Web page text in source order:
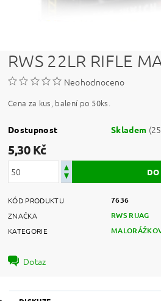
RWS 22LR RIFLE
Neohodnoceno
Cena za kus, balení po 50ks.
Dostupnost Skladem
5,30 Kč
KÓD PRODUKTU 7636
ZNAČKA RWS RUAG
KATEGORIE
Dotaz